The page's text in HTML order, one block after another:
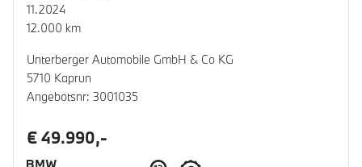
11.2024
12.000 km
Unterberger Automobile GmbH & Co KG
5710 Kaprun
Angebotsnr: 3001035
€ 49.990,-